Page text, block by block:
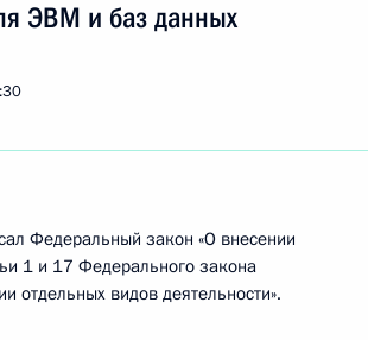
ЭВМ и баз данных
Федеральный закон «О внесении
1 и 17 Федерального закона
отдельных видов деятельности».